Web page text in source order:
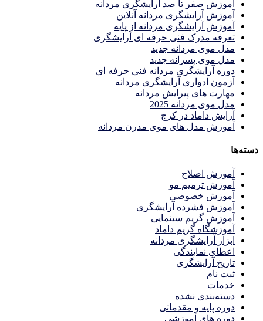
آموزش صفر تا صد آرایشگری مردانه
آموزش آرایشگری مردانه آنلاین
آموزش آرایشگری مردانه از پایه
تعرفه مدرک فنی حرفه ای آرایشگری
مدل موی مردانه جدید
مدل موی پسرانه جدید
دوره آرایشگری مردانه فنی حرفه ای
آزمون ادواری آرایشگری مردانه
مهارت های پیرایش مردانه
مدل موی مردانه 2025
آرایش داماد در کرج
آموزش مدل های موی مدرن مردانه
دسته‌ها
آموزش اصلاح
آموزش ترمیم مو
آموزش خصوصی
آموزش فشرده آرایشگری
آموزش گریم سینمایی
آموزشگاه گریم داماد
ابزار آرایشگری مردانه
اعطای نمایندگی
تاریخ آرایشگری
ثبت نام
خدمات
دسته‌بندی نشده
دوره پایه و مقدماتی
دوره های آموزشی